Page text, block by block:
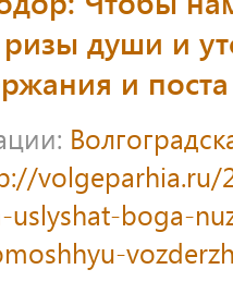
души и
и поста
boga-